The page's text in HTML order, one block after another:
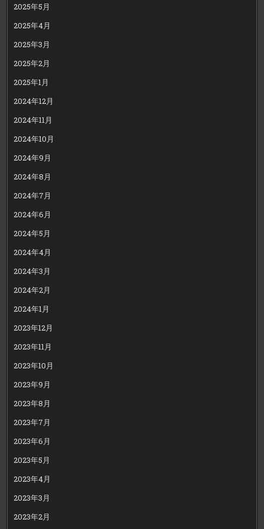
2025年5月
2025年4月
2025年3月
2025年2月
2025年1月
2024年12月
2024年11月
2024年10月
2024年9月
2024年8月
2024年7月
2024年6月
2024年5月
2024年4月
2024年3月
2024年2月
2024年1月
2023年12月
2023年11月
2023年10月
2023年9月
2023年8月
2023年7月
2023年6月
2023年5月
2023年4月
2023年3月
2023年2月